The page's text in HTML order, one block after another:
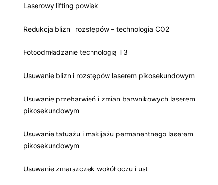
Laserowy lifting powiek
Redukcja blizn i rozstępów – technologia CO2
Fotoodmładzanie technologią T3
Usuwanie blizn i rozstępów laserem pikosekundowym
Usuwanie przebarwień i zmian barwnikowych laserem
pikosekundowym
Usuwanie tatuażu i makijażu permanentnego laserem
pikosekundowym
Usuwanie zmarszczek wokół oczu i ust